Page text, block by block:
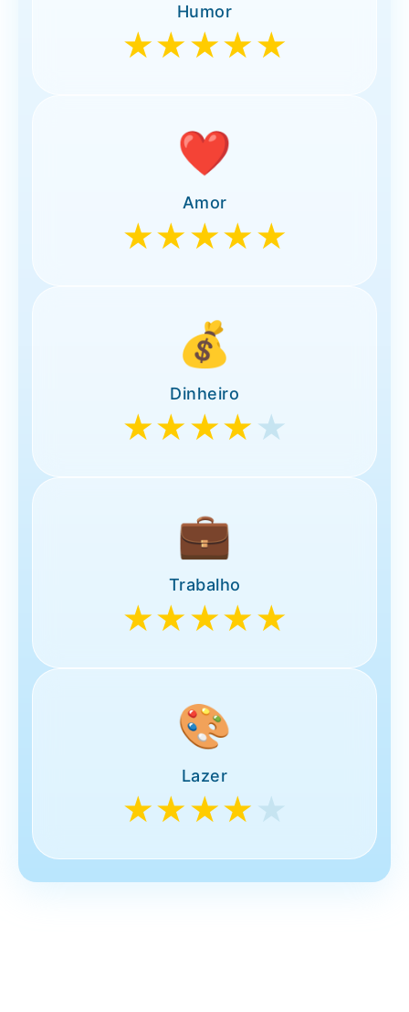
Humor
★★★★★
❤️
Amor
★★★★★
💰
Dinheiro
★★★★ ★
💼
Trabalho
★★★★★
🎨
Lazer
★★★★ ★